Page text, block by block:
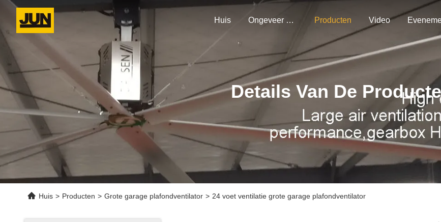
Huis Ongeveer Ons Producten Video
Details Van De
Huis > Producten > Grote garage plafondventilator > 24 voet ventilatie grote garage plafondventilator